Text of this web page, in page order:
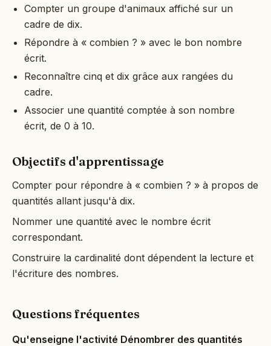
Compter un groupe d'animaux affiché sur un
cadre de dix.
Répondre à « combien ? » avec le bon nombre
écrit.
Reconnaître cinq et dix grâce aux rangées du
cadre.
Associer une quantité comptée à son nombre
écrit, de 0 à 10.
Objectifs d'apprentissage
Compter pour répondre à « combien ? » à propos de
quantités allant jusqu'à dix.
Nommer une quantité avec le nombre écrit
correspondant.
Construire la cardinalité dont dépendent la lecture et
l'écriture des nombres.
Questions fréquentes
Qu'enseigne l'activité Dénombrer des quantités